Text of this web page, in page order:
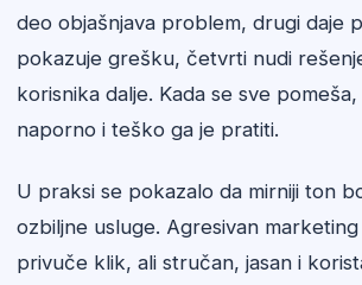
deo objašnjava problem, drugi daje
pokazuje grešku, četvrti nudi
korisnika dalje. Kada se sve
naporno i teško ga je pratiti.
U praksi se pokazalo da mirniji ton
ozbiljne usluge. Agresivan
privuče klik, ali stručan, jasan i